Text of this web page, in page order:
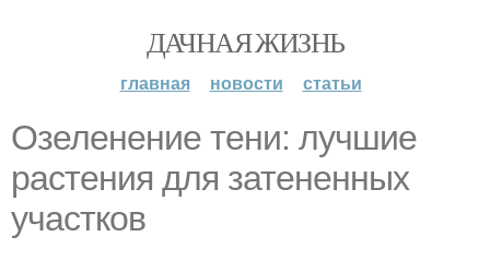
ДАЧНАЯ ЖИЗНЬ
главная новости статьи
Озеленение тени: лучшие
растения для затененных
участков